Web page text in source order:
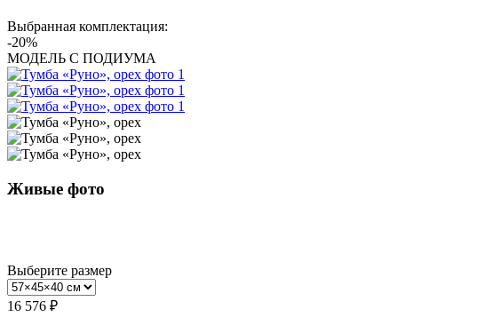
Выбранная комплектация:
-20%
МОДЕЛЬ С ПОДИУМА
Живые фото
Выберите размер
16 576 ₽